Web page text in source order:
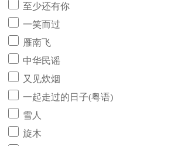
至少还有你
一笑而过
雁南飞
中华民谣
又见炊烟
一起走过的日子(粤语)
雪人
旋木